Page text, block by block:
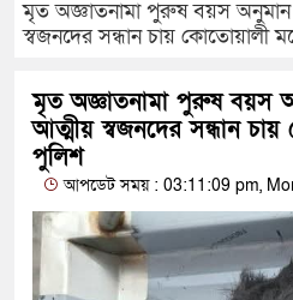
মৃত অজ্ঞাতনামা পুরুষ বয়স
স্বজনদের সন্ধান চায় কোতোয়ালী
মৃত অজ্ঞাতনামা পুরুষ বয়স
আত্মীয় স্বজনদের সন্ধান
পুলিশ
আপডেট সময় : 03:11:09 pm,